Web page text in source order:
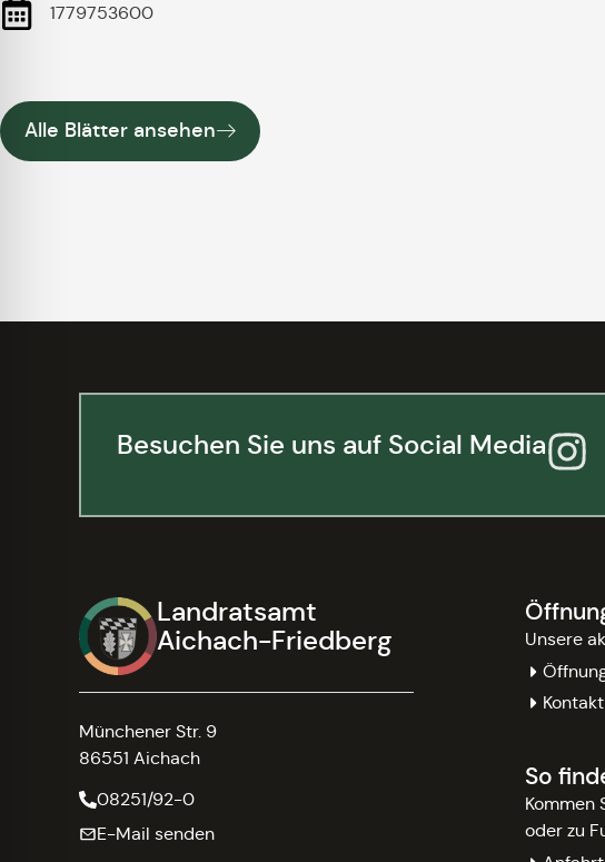
1779753600
Alle Blätter ansehen
Besuchen Sie uns auf Social Media
Landratsamt
Aichach-Friedberg
Münchener Str. 9
86551 Aichach
08251/92-0
E-Mail senden
Unsere
Kontakt
So
Kommen
oder zu